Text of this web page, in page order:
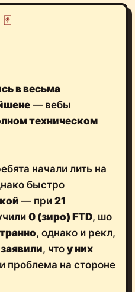
в весьма
— вебы
техническом
начали лить на
быстро
— при 21
0 (зиро) FTD, шо
, однако и рекл,
, что у них
и проблема на стороне